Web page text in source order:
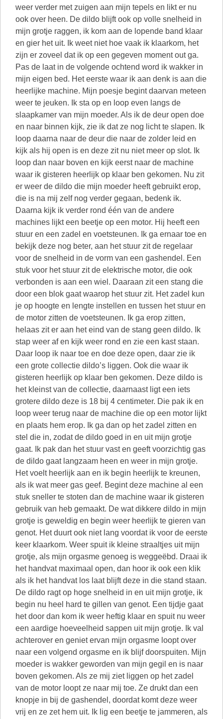
weer verder met zuigen aan mijn tepels en likt er nu
ook over heen. De dildo blijft ook op volle snelheid in
mijn grotje raggen, ik kom aan de lopende band klaar
en gier het uit. Ik weet niet hoe vaak ik klaarkom, het
zijn er zoveel dat ik op een gegeven moment out ga.
Pas de laat in de volgende ochtend word ik wakker in
mijn eigen bed. Het eerste waar ik aan denk is aan die
heerlijke machine. Mijn poesje begint daarvan meteen
weer te jeuken. Ik sta op en loop even langs de
slaapkamer van mijn moeder. Als ik de deur open doe
en naar binnen kijk, zie ik dat ze nog licht te slapen. Ik
loop daarna naar de deur die naar de zolder leid en
kijk als hij open is en deze zit nu niet meer op slot. Ik
loop dan naar boven en kijk eerst naar de machine
waar ik gisteren heerlijk op klaar ben gekomen. Nu zit
er weer de dildo die mijn moeder heeft gebruikt erop,
die is na mij zelf nog verder gegaan, bedenk ik.
Daarna kijk ik verder rond één van de andere
machines lijkt een beetje op een motor. Hij heeft een
stuur en een zadel en voetsteunen. Ik ga ernaar toe en
bekijk deze nog beter, aan het stuur zit de regelaar
voor de snelheid in de vorm van een gashendel. Een
stuk voor het stuur zit de elektrische motor, die ook
verbonden is aan een wiel. Daaraan zit een stang die
door een blok gaat waarop het stuur zit. Het zadel kun
je op hoogte en lengte instellen en tussen het stuur en
de motor zitten de voetsteunen. Ik ga erop zitten,
helaas zit er aan het eind van de stang geen dildo. Ik
stap weer af en kijk weer rond en zie een kast staan.
Daar loop ik naar toe en doe deze open, daar zie ik
een grote collectie dildo’s liggen. Ook die waar ik
gisteren heerlijk op klaar ben gekomen. Deze dildo is
het kleinst van de collectie, daarnaast ligt een iets
grotere dildo deze is 18 bij 4 centimeter. Die pak ik en
loop weer terug naar de machine die op een motor lijkt
en plaats hem erop. Ik ga dan op het zadel zitten en
stel die in, zodat de dildo goed in en uit mijn grotje
gaat. Ik pak dan het stuur vast en geeft voorzichtig gas
de dildo gaat langzaam heen en weer in mijn grotje.
Het voelt heerlijk aan en ik begin heerlijk te kreunen,
als ik wat meer gas geef. Begint deze machine al een
stuk sneller te stoten dan de machine waar ik gisteren
gebruik van heb gemaakt. De wat dikkere dildo in mijn
grotje is geweldig en begin weer heerlijk te gieren van
genot. Het duurt ook niet lang voordat ik voor de eerste
keer klaarkom. Weer spuit ik kleine straaltjes uit mijn
grotje, als mijn orgasme genoeg is weggeëbd. Draai ik
het handvat maximaal open, dan hoor ik ook een klik
als ik het handvat los laat blijft deze in die stand staan.
De dildo ragt op hoge snelheid in en uit mijn grotje, ik
begin nu heel hard te gillen van genot. Een tijdje gaat
het door dan kom ik weer heftig klaar en spuit nu weer
een aardige hoeveelheid sappen uit mijn grotje. Ik val
achterover en geniet ervan mijn orgasme loopt over
naar een volgend orgasme en ik blijf doorspuiten. Mijn
moeder is wakker geworden van mijn gegil en is naar
boven gekomen. Als ze mij ziet liggen op het zadel
van de motor loopt ze naar mij toe. Ze drukt dan een
knopje in bij de gashendel, doordat komt deze weer
vrij en ze zet hem uit. Ik lig een beetje te jammeren, als